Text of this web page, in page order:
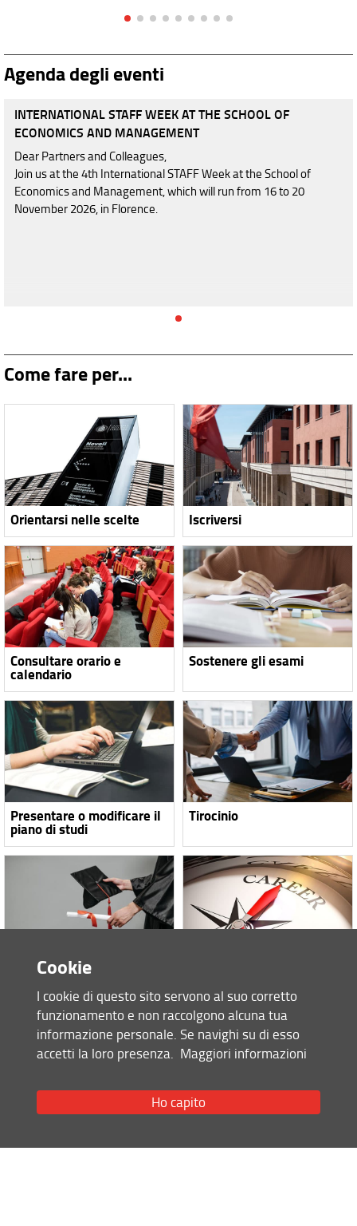
Agenda degli eventi
INTERNATIONAL STAFF WEEK AT THE SCHOOL OF
ECONOMICS AND MANAGEMENT
Dear Partners and Colleagues,
Join us at the 4th International STAFF Week at the School of
Economics and Management, which will run from 16 to 20
November 2026, in Florence.
Come fare per...
Orientarsi nelle scelte Iscriversi
Consultare orario e
calendario
Sostenere gli esami
Presentare o modificare il
piano di studi
Tirocinio
Laurearsi
Offerta formativa della Scuola
Cookie
I cookie di questo sito servono al suo corretto
funzionamento e non raccolgono alcuna tua
informazione personale. Se navighi su di esso
accetti la loro presenza. Maggiori informazioni
Ho capito